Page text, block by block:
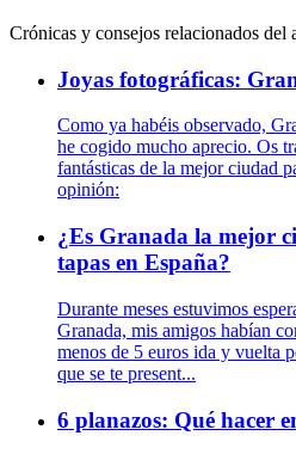
Crónicas y consejos relacionados del
Joyas fotográficas:
Como ya habéis observado,
he cogido mucho aprecio. Os
fantásticas de la mejor ciudad
opinión:
¿Es Granada la mejor
tapas en España?
Durante meses estuvimos
Granada, mis amigos habían
menos de 5 euros ida y vuelta
que se te present...
6 planazos: Qué hacer